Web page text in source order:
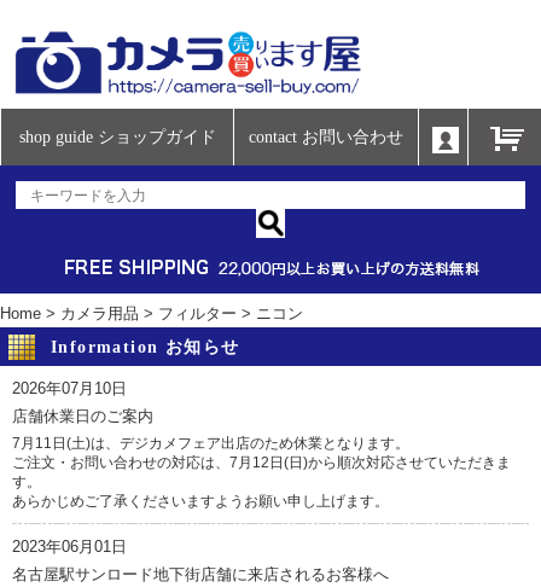
shop guide ショップガイド contact お問い合わせ
Home > カメラ用品 > フィルター > ニコン
Information お知らせ
2026年07月10日
店舗休業日のご案内
7月11日(土)は、デジカメフェア出店のため休業となります。
ご注文・お問い合わせの対応は、7月12日(日)から順次対応させていただきま
す。
あらかじめご了承くださいますようお願い申し上げます。
2023年06月01日
名古屋駅サンロード地下街店舗に来店されるお客様へ